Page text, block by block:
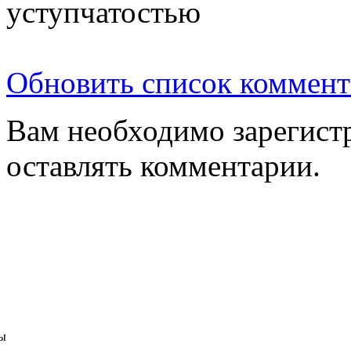
уступчатостью
Обновить список
Вам необходимо
оставлять комментарии.